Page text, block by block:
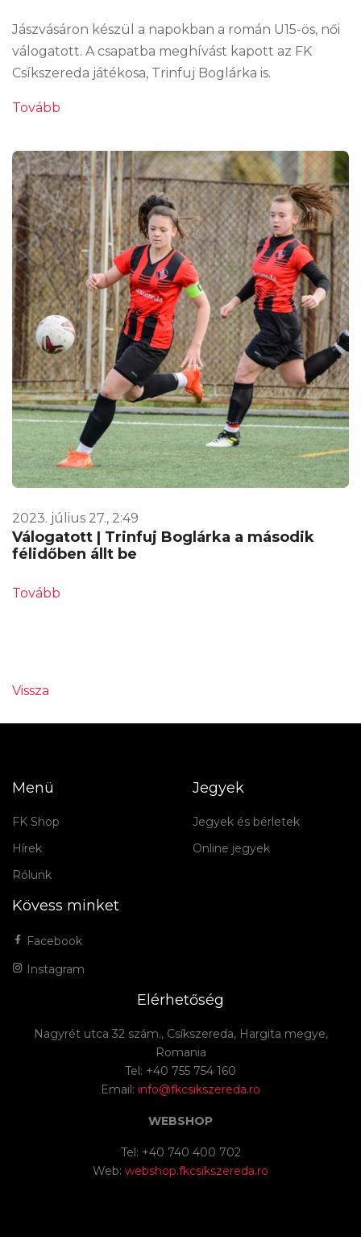
Jászvásáron készül a napokban a román U15-ös, női
válogatott. A csapatba meghívást kapott az FK
Csíkszereda játékosa, Trinfuj Boglárka is.
Tovább
2023. július 27., 2:49
Válogatott | Trinfuj Boglárka a második
félidőben állt be
Tovább
Vissza
Menü
FK Shop
Hírek
Rólunk
Jegyek
Jegyek és bérletek
Online jegyek
Kövess minket
Facebook
Instagram
Elérhetőség
Nagyrét utca 32 szám., Csíkszereda, Hargita megye,
Romania
Tel: +40 755 754 160
Email: info@fkcsikszereda.ro
WEBSHOP
Tel: +40 740 400 702
Web: webshop.fkcsikszereda.ro